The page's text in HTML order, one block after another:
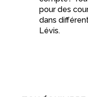
pour des
dans
Lévis.